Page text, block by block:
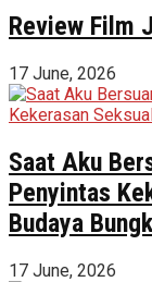
Review Film
17 June, 2026
Saat Aku
Penyintas
Budaya
17 June, 2026